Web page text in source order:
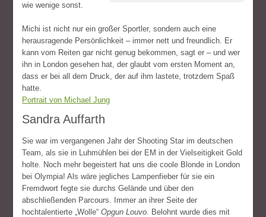
wie wenige sonst.
Michi ist nicht nur ein großer Sportler, sondern auch eine
herausragende Persönlichkeit – immer nett und freundlich. Er
kann vom Reiten gar nicht genug bekommen, sagt er – und wer
ihn in London gesehen hat, der glaubt vom ersten Moment an,
dass er bei all dem Druck, der auf ihm lastete, trotzdem Spaß
hatte.
Portrait von Michael Jung
Sandra Auffarth
Sie war im vergangenen Jahr der Shooting Star im deutschen
Team, als sie in Luhmühlen bei der EM in der Vielseitigkeit Gold
holte. Noch mehr begeistert hat uns die coole Blonde in London
bei Olympia! Als wäre jegliches Lampenfieber für sie ein
Fremdwort fegte sie durchs Gelände und über den
abschließenden Parcours. Immer an ihrer Seite der
hochtalentierte „Wolle“Opgun Louvo. Belohnt wurde dies mit